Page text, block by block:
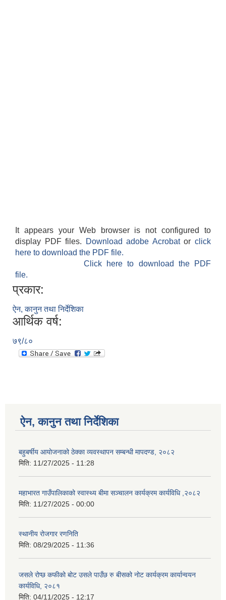
It appears your Web browser is not configured to
display PDF files.
Download adobe Acrobatorclick
here to download the PDF file.
Click here to download the PDF
file.
प्रकार:
ऐन, कानुन तथा निर्देशिका
आर्थिक वर्ष:
७९/८०
ऐन, कानुन तथा निर्देशिका
बहुबर्षीय आयोजनाको ठेक्का व्यवस्थापन सम्बन्धी मापदण्ड, २०८२
मिति: 11/27/2025 - 11:28
महाभारत गाउँपालिकाको स्वास्थ्य बीमा सञ्चालन कार्यक्रम कार्यविधि ,२०८२
मिति: 11/27/2025 - 00:00
स्थानीय रोजगार रणनिति
मिति: 08/29/2025 - 11:36
जसले रोप्छ कफीको बोट उसले पाउँछ रु बीसको नोट कार्यक्रम कार्यान्वयन
कार्यविधि, २०८१
मिति: 04/11/2025 - 12:17